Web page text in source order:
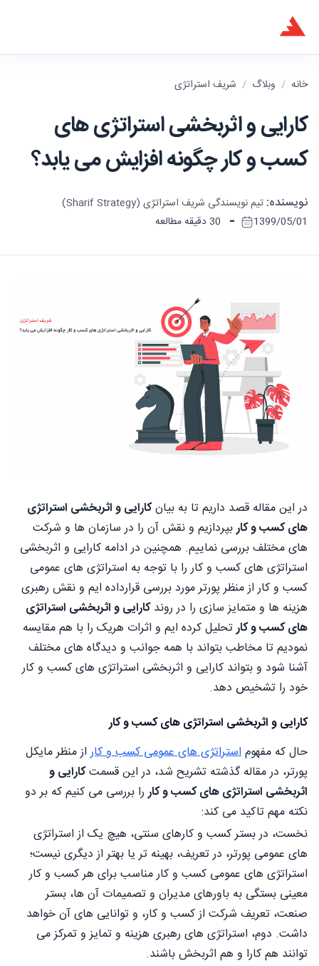
خانه / وبلاگ / شریف استراتژی
کارایی و اثربخشی استراتژی های
کسب و کار چگونه افزایش می یابد؟
نویسنده: تیم نویسندگی شریف استراتژی (Sharif Strategy)
1399/05/01
- 30 دقیقه مطالعه
در این مقاله قصد داریم تا به بیانکارایی و اثربخشی استراتژی
های کسب و کاربپردازیم و نقش آن را در سازمان ها و شرکت
های مختلف بررسی نماییم. همچنین در ادامه کارایی و اثربخشی
استراتژی های کسب و کار را با توجه به استراتژی های عمومی
کسب و کار از منظر پورتر مورد بررسی قرارداده ایم و نقش رهبری
هزینه ها و متمایز سازی را در روندکارایی و اثربخشی استراتژی
های کسب و کارتحلیل کرده ایم و اثرات هریک را با هم مقایسه
نمودیم تا مخاطب بتواند با همه جوانب و دیدگاه های مختلف
آشنا شود و بتواند کارایی و اثربخشی استراتژی های کسب و کار
خود را تشخیص دهد.
کارایی و اثربخشی استراتژی های کسب و کار
حال که مفهوماستراتژی های عمومی کسب و کاراز منظر مایکل
پورتر، در مقاله گذشته تشریح شد، در این قسمتکارایی و
اثربخشی استراتژی های کسب و کاررا بررسی می کنیم که بر دو
نکته مهم تاکید می کند:
نخست، در بستر کسب و کارهای سنتی، هیچ یک از استراتژی
های عمومی پورتر، در تعریف، بهینه تر یا بهتر از دیگری نیست؛
استراتژی های عمومی کسب و کار مناسب برای هر کسب و کار
معینی بستگی به باورهای مدیران و تصمیمات آن ها، بستر
صنعت، تعریف شرکت از کسب و کار، و توانایی های آن خواهد
داشت. دوم، استراتژی های رهبری هزینه و تمایز و تمرکز می
توانند هم کارا و هم اثربخش باشند.